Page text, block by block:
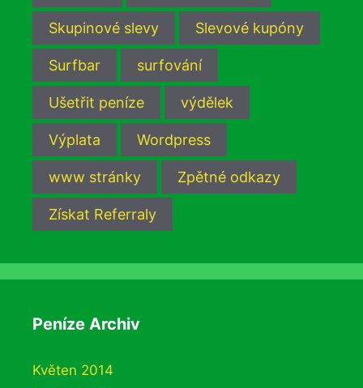
Skupinové slevy Slevové kupóny
Surfbar surfování
Ušetřit peníze výdělek
Výplata Wordpress
www stránky Zpětné odkazy
Získat Referraly
Peníze Archiv
Květen 2014